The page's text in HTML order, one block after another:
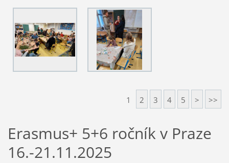
1 2 3 4 5 > >>
Erasmus+ 5+6 ročník v Praze
16.-21.11.2025